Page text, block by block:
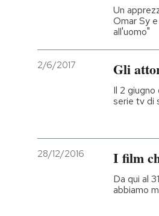
Un
Omar Sy
all'uomo"
2/6/2017 Gli
Il 2
serie tv di
28/12/2016 I film
Da qui al
abbiamo